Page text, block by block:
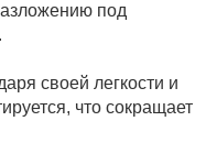
под
своей легкости и
что сокращает